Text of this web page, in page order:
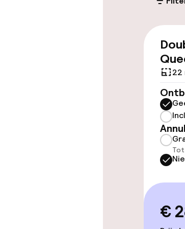
Lift
Kamers
22
Tot
€